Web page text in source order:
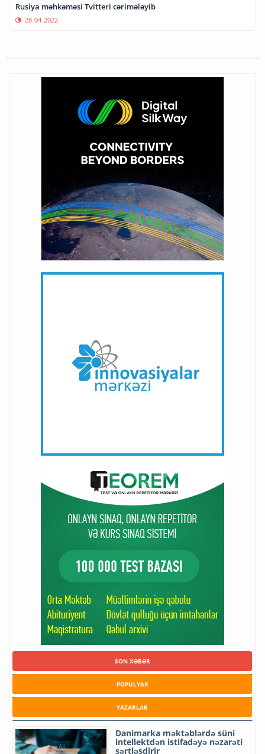
Rusiya məhkəməsi Tvitteri cərimələyib
28-04-2022
SON XƏBƏR
POPULYAR
YAZARLAR
Danimarka məktəblərdə süni
intellektdən istifadəyə nəzarəti
sərtləşdirir